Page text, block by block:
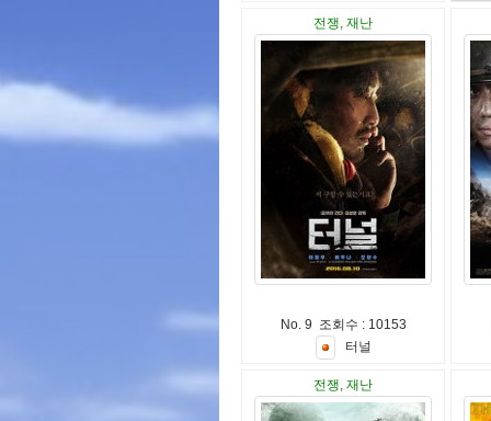
전쟁, 재난
No. 9 조회수 : 10153
터 널
전쟁, 재난